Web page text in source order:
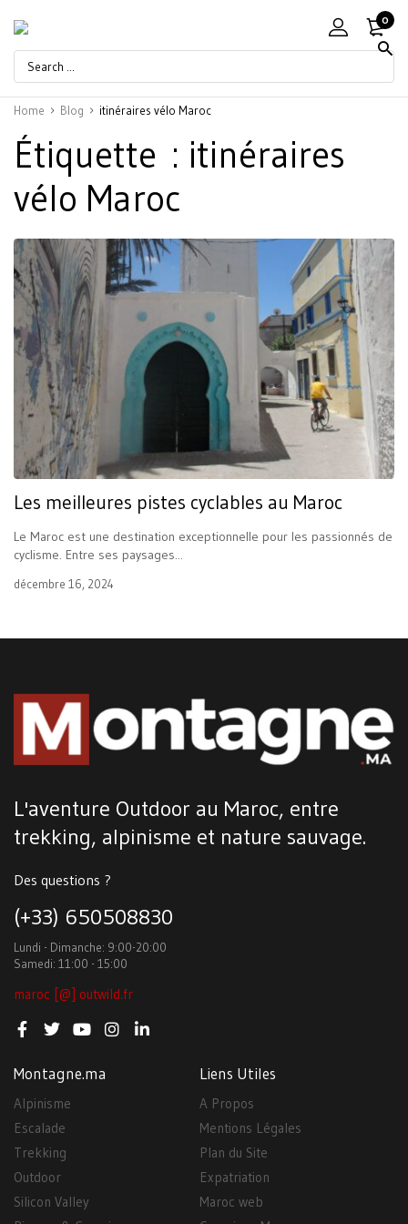
0
Home Blog itinéraires vélo Maroc
Étiquette : itinéraires
vélo Maroc
Les meilleures pistes cyclables au Maroc
Le Maroc est une destination exceptionnelle pour les passionnés de
cyclisme. Entre ses paysages...
décembre 16, 2024
L'aventure Outdoor au Maroc, entre
trekking, alpinisme et nature sauvage.
Des questions ?
(+33) 650508830
Lundi - Dimanche: 9:00-20:00
Samedi: 11:00 - 15:00
maroc [@] outwild.fr
Montagne.ma
Alpinisme
Escalade
Trekking
Outdoor
Silicon Valley
Liens Utiles
A Propos
Mentions Légales
Plan du Site
Expatriation
Maroc web